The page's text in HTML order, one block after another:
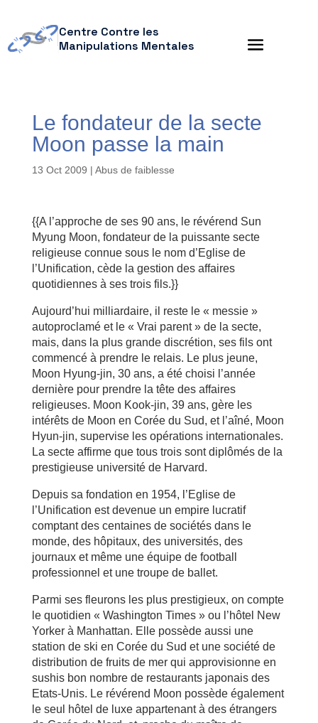
Centre Contre les
Manipulations Mentales
Le fondateur de la secte
Moon passe la main
13 Oct 2009 | Abus de faiblesse
{{A l’approche de ses 90 ans, le révérend Sun
Myung Moon, fondateur de la puissante secte
religieuse connue sous le nom d’Eglise de
l’Unification, cède la gestion des affaires
quotidiennes à ses trois fils.}}
Aujourd’hui milliardaire, il reste le « messie »
autoproclamé et le « Vrai parent » de la secte,
mais, dans la plus grande discrétion, ses fils ont
commencé à prendre le relais. Le plus jeune,
Moon Hyung-jin, 30 ans, a été choisi l’année
dernière pour prendre la tête des affaires
religieuses. Moon Kook-jin, 39 ans, gère les
intérêts de Moon en Corée du Sud, et l’aîné, Moon
Hyun-jin, supervise les opérations internationales.
La secte affirme que tous trois sont diplômés de la
prestigieuse université de Harvard.
Depuis sa fondation en 1954, l’Eglise de
l’Unification est devenue un empire lucratif
comptant des centaines de sociétés dans le
monde, des hôpitaux, des universités, des
journaux et même une équipe de football
professionnel et une troupe de ballet.
Parmi ses fleurons les plus prestigieux, on compte
le quotidien « Washington Times » ou l’hôtel New
Yorker à Manhattan. Elle possède aussi une
station de ski en Corée du Sud et une société de
distribution de fruits de mer qui approvisionne en
sushis bon nombre de restaurants japonais des
Etats-Unis. Le révérend Moon possède également
le seul hôtel de luxe appartenant à des étrangers